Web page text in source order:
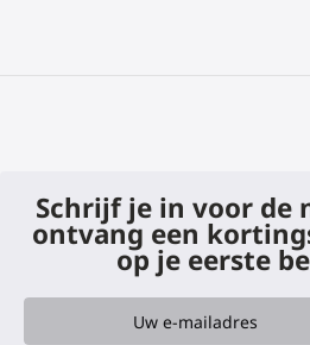
Schrijf je in voor de
ontvang een
op je eerste